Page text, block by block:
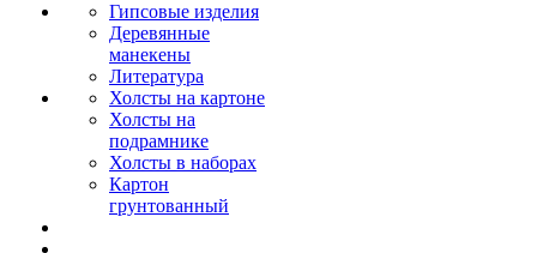
Гипсовые изделия
Деревянные
манекены
Литература
Холсты на картоне
Холсты на
подрамнике
Холсты в наборах
Картон
грунтованный